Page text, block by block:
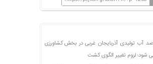
آب تولیدی آذربایجان غربی در بخش کشاورزی
لزوم تغییر الگوی کشت